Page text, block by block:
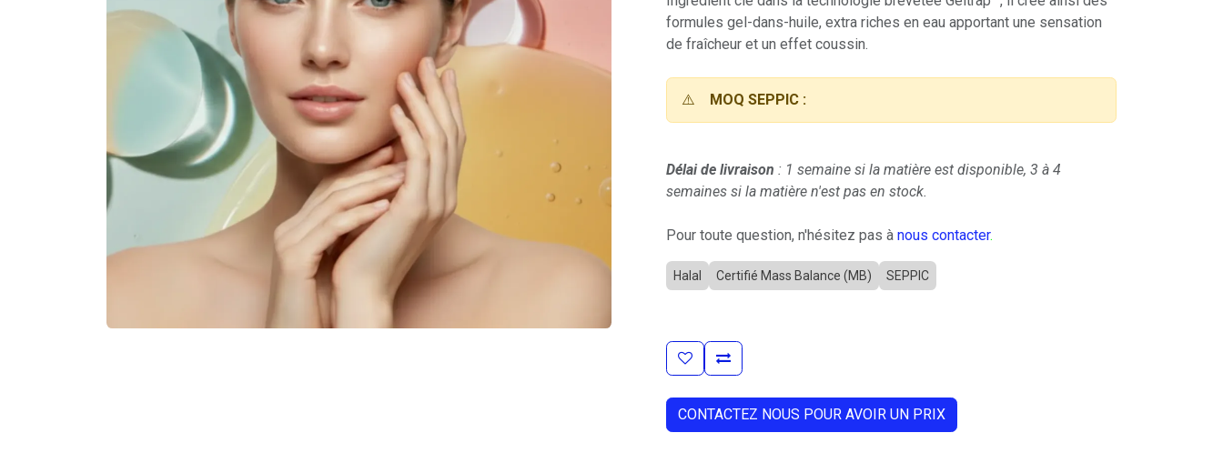
formules gel-dans-huile, extra riches en eau apportant une sensation
de fraîcheur et un effet coussin.
⚠️ MOQ SEPPIC :
Délai de livraison : 1 semaine si la matière est disponible, 3 à 4
semaines si la matière n'est pas en stock.
Pour toute question, n'hésitez pas à nous contacter.
Halal Certifié Mass Balance (MB) SEPPIC
CONTACTEZ NOUS POUR AVOIR UN PRIX